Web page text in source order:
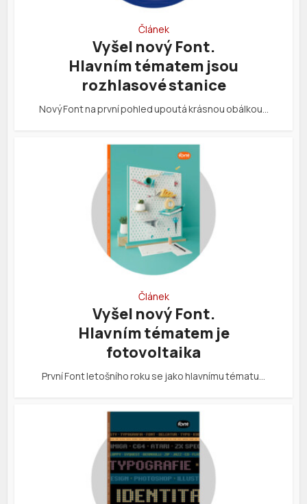
Článek
Vyšel nový Font.
Hlavním tématem jsou
rozhlasové stanice
Nový Font na první pohled upoutá krásnou obálkou…
Článek
Vyšel nový Font.
Hlavním tématem je
fotovoltaika
První Font letošního roku se jako hlavnímu tématu…